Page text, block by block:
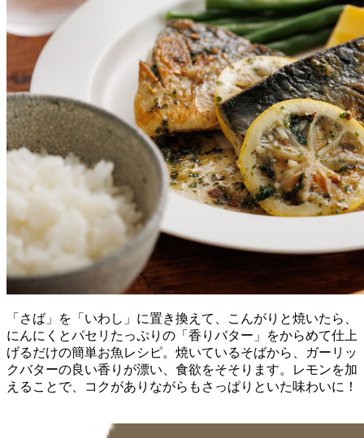
「さば」を「いわし」に置き換えて、こんがりと焼いたら、
にんにくとパセリたっぷりの「香りバター」をからめて仕上
げるだけの簡単お魚レシピ。焼いているそばから、ガーリッ
クバターの良い香りが漂い、食欲をそそります。レモンを加
えることで、コクがありながらもさっぱりといた味わいに！